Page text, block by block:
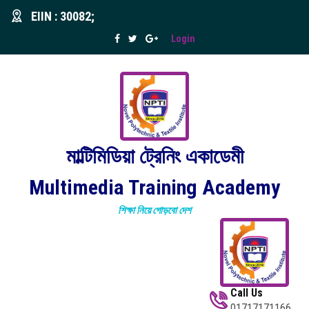
EIIN : 30082;
Login
মাল্টিমিডিয়া ট্রেনিং একাডেমী
Multimedia Training Academy
শিক্ষা নিয়ে গোড়বো দেশ
Call Us